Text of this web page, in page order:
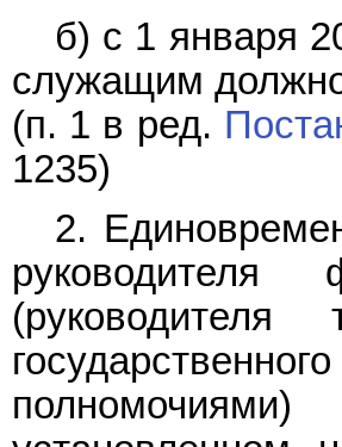
б) с 1 января
служащим
(п. 1 в ред.
1235)
2.
руководителя
(руководителя